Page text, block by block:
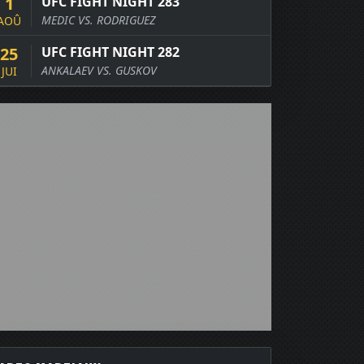
MEDIC VS. RODRIGUEZ
25
JUI
UFC FIGHT NIGHT 282
ANKALAEV VS. GUSKOV